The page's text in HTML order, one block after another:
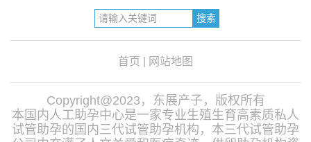
首页 网站地图
Copyright@2023，东展产子，版权所有
本国内人工助孕中心是一家专业生殖生育高素质私人
试管助孕的国内三代试管助孕机构，本三代试管助孕